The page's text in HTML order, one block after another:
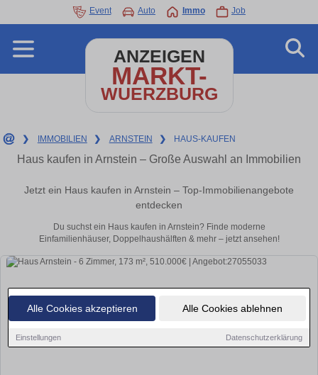
Alle Cookies akzeptieren Alle Cookies ablehnen
Einstellungen Datenschutzerklärung
Event Auto Immo Job
ANZEIGEN
MARKT-
WUERZBURG
❯ IMMOBILIEN ❯ ARNSTEIN ❯ HAUS-KAUFEN
Haus kaufen in Arnstein – Große Auswahl an Immobilien
Jetzt ein Haus kaufen in Arnstein – Top-Immobilienangebote
entdecken
Du suchst ein Haus kaufen in Arnstein? Finde moderne
Einfamilienhäuser, Doppelhaushälften & mehr – jetzt ansehen!